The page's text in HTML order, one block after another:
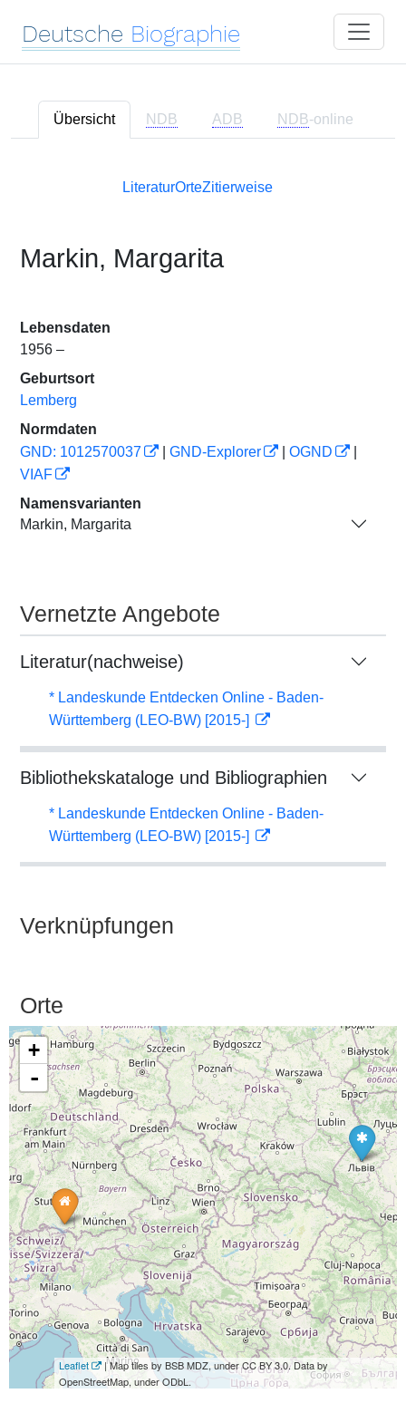
Deutsche Biographie
Übersicht NDB ADB NDB-online
LiteraturOrteZitierweise
Markin, Margarita
Lebensdaten
1956 –
Geburtsort
Lemberg
Normdaten
GND: 1012570037
GND-Explorer OGND
VIAF
Namensvarianten
Markin, Margarita
Vernetzte Angebote
Literatur(nachweise)
* Landeskunde Entdecken Online - Baden-
Württemberg (LEO-BW) [2015-]
Bibliothekskataloge und Bibliographien
* Landeskunde Entdecken Online - Baden-
Württemberg (LEO-BW) [2015-]
Verknüpfungen
Orte
+
-
Leaflet
| Map tiles by BSB MDZ, under CC BY 3.0. Data by
OpenStreetMap, under ODbL.